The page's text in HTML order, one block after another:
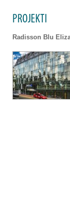
PROJEKTI
Radisson Blu